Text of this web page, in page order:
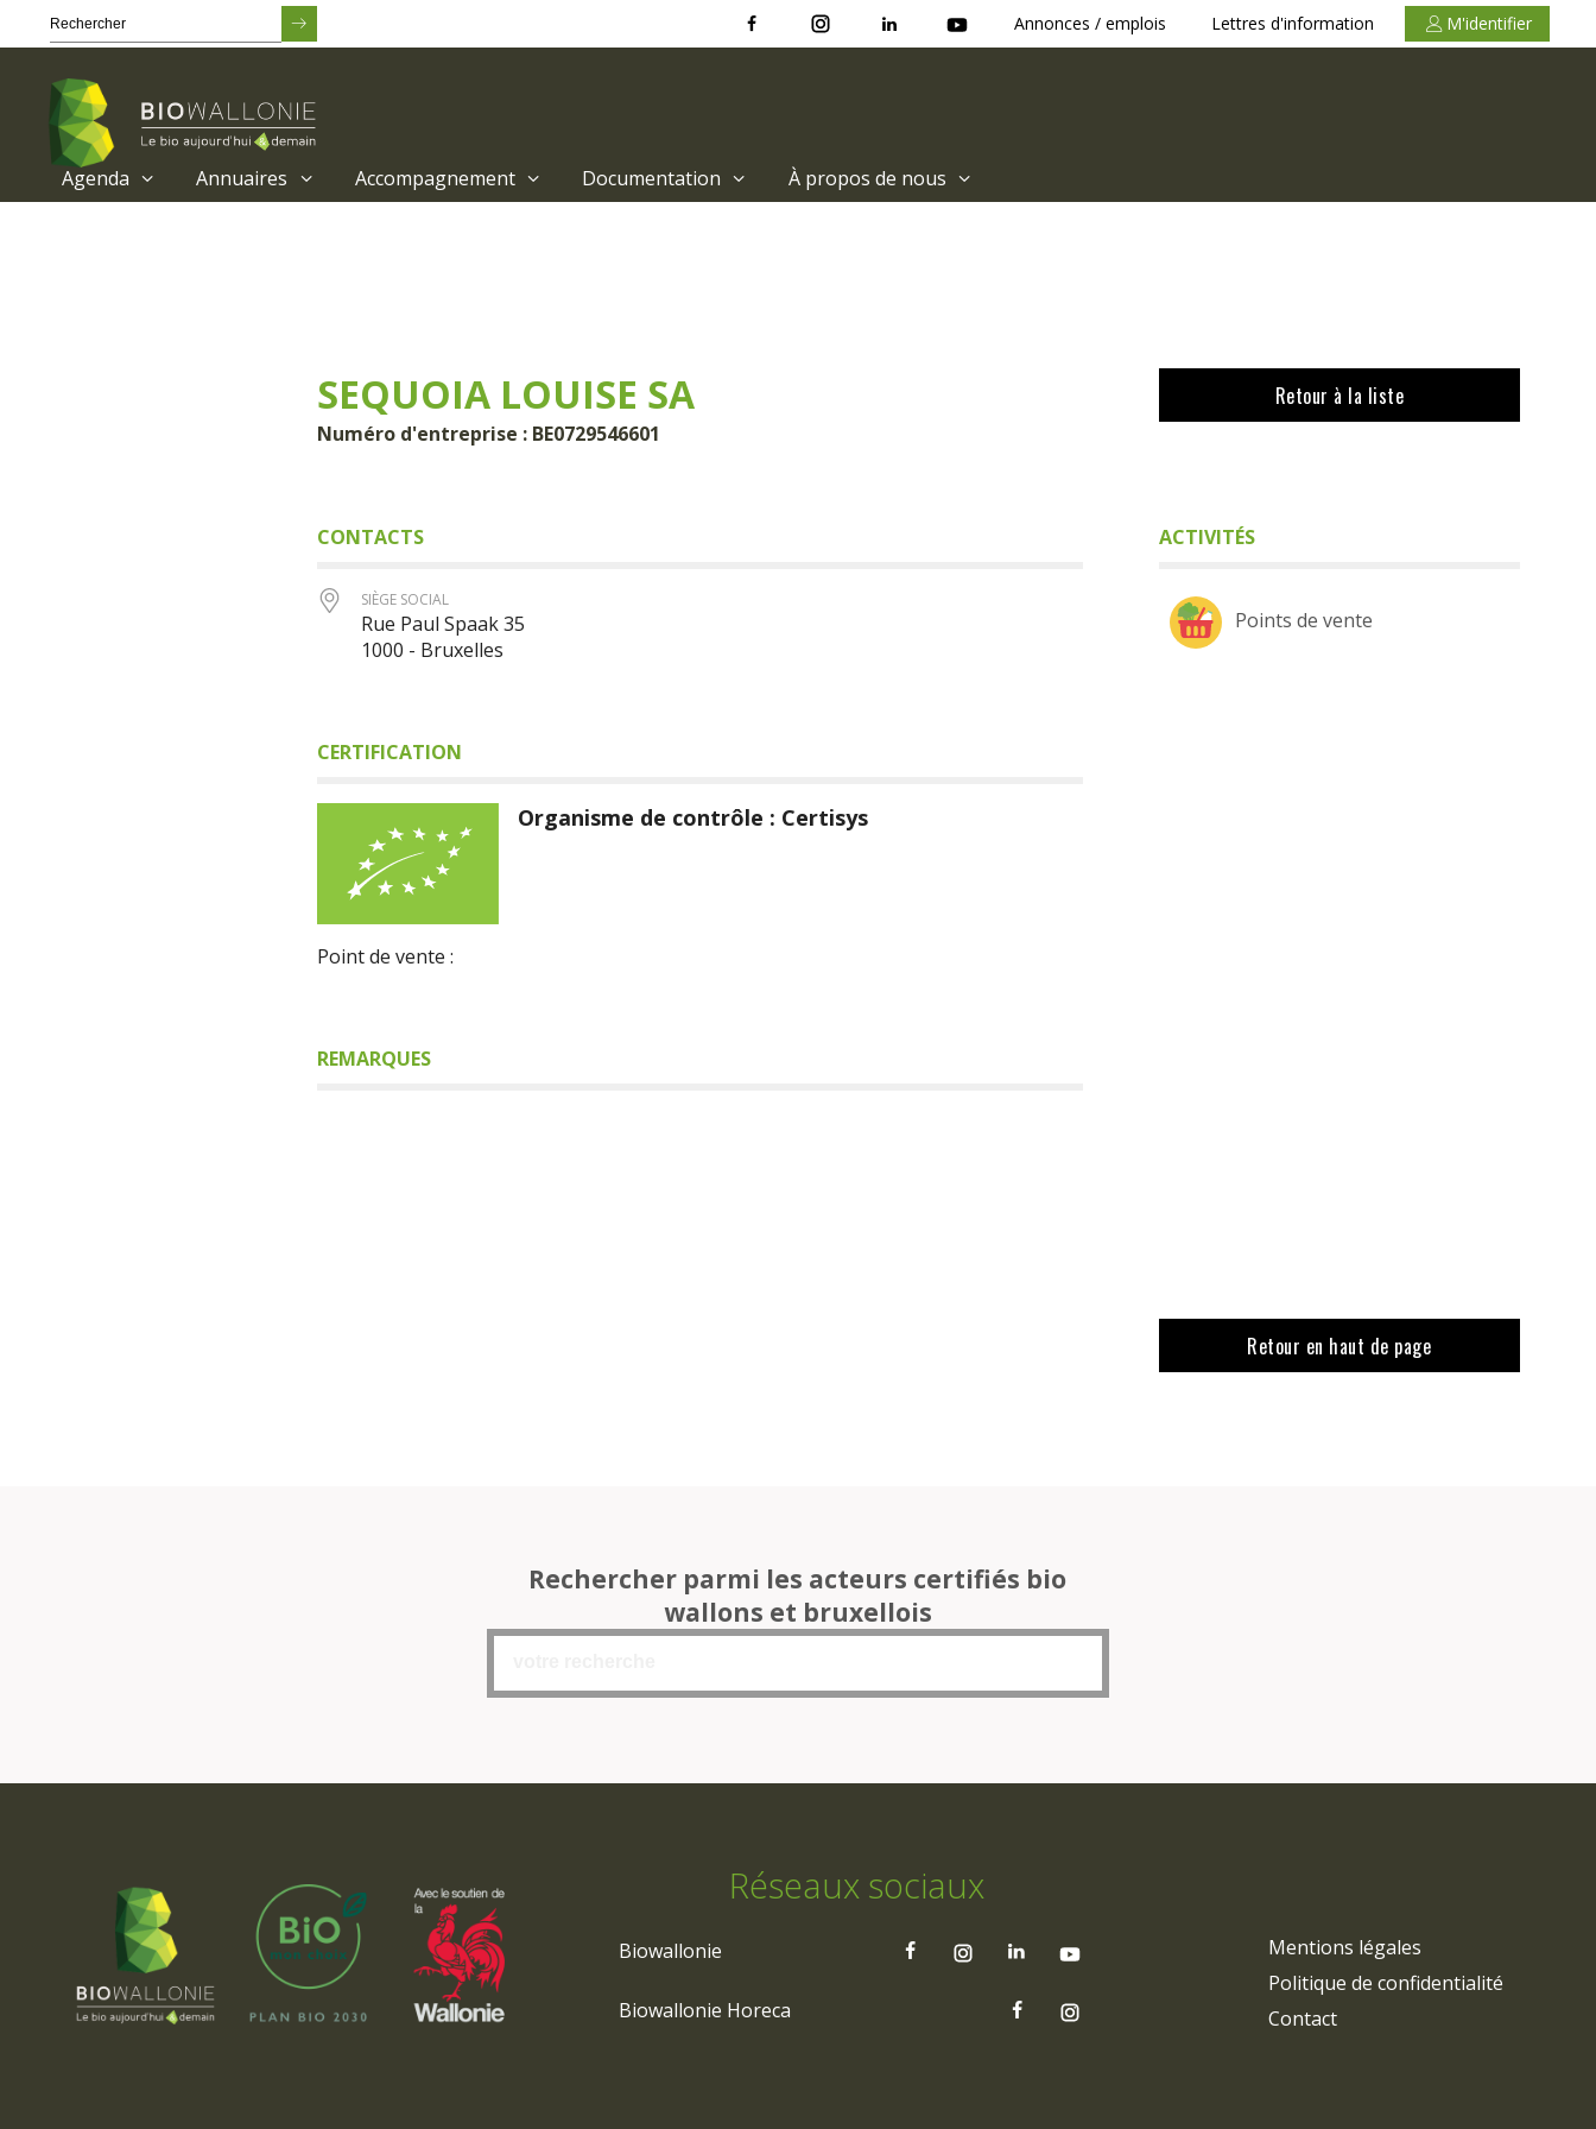
Annonces / emplois Lettres d'information M'identifier
Agenda Annuaires Accompagnement Documentation À propos de nous
SEQUOIA LOUISE SA
Numéro d'entreprise : BE0729546601
CONTACTS
SIÈGE SOCIAL
Rue Paul Spaak 35
1000 - Bruxelles
CERTIFICATION
Organisme de contrôle : Certisys
Point de vente :
REMARQUES
Retour à la liste
ACTIVITÉS
Points de vente
Retour en haut de page
Rechercher parmi les acteurs certifiés bio
wallons et bruxellois
Réseaux sociaux
Biowallonie
Biowallonie Horeca
Mentions légales
Politique de confidentialité
Contact